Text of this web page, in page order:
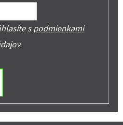
spodmienkami